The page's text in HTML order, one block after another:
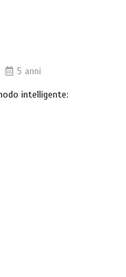
5 anni
intelligente: